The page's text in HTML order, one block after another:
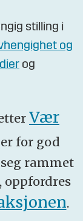
stilling i
og
og
Vær
for god
rammet
oppfordres
.